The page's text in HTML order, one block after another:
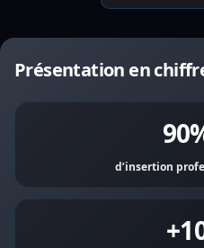
Présentation en
d’insertion